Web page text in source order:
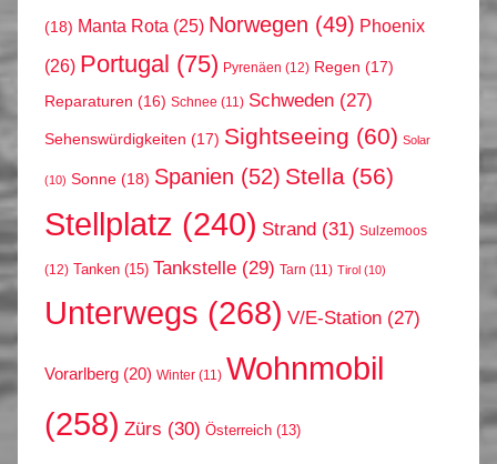
(18) Manta Rota (25) Norwegen (49) Phoenix
(26) Portugal (75) Pyrenäen (12) Regen (17)
Reparaturen (16) Schnee (11) Schweden (27)
Sehenswürdigkeiten (17) Sightseeing (60) Solar
(10) Sonne (18) Spanien (52) Stella (56)
Stellplatz (240) Strand (31) Sulzemoos
(12) Tanken (15) Tankstelle (29) Tarn (11) Tirol (10)
Unterwegs (268) V/E-Station (27)
Vorarlberg (20) Winter (11) Wohnmobil
(258) Zürs (30) Österreich (13)